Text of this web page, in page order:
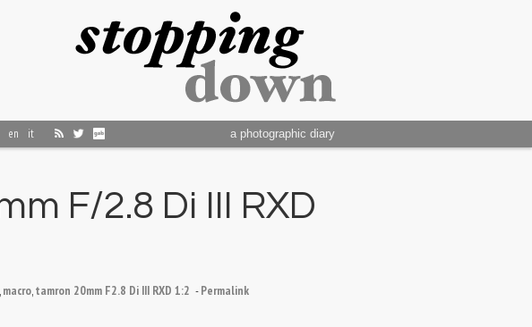
en it a photographic diary
F/2.8 Di III RXD
,macro,tamron 20mm F2.8 Di III RXD 1:2 -Permalink